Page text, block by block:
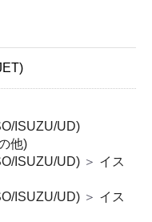
ISUZU/UD)
他)
ISUZU/UD) ＞ イス
ISUZU/UD) ＞ イス